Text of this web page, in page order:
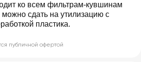
ко всем фильтрам-кувшинам
сдать на утилизацию с
пластика.
публичной офертой